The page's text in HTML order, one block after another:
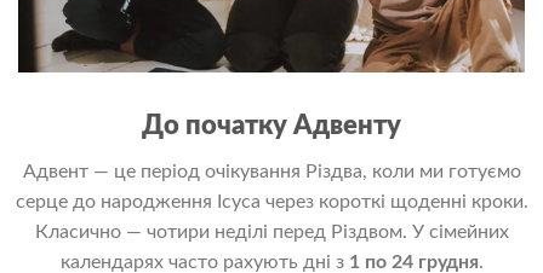
До початку Адвенту
Адвент — це період очікування Різдва, коли ми готуємо
серце до народження Ісуса через короткі щоденні кроки.
Класично — чотири неділі перед Різдвом. У сімейних
календарях часто рахують дні з 1 по 24 грудня.